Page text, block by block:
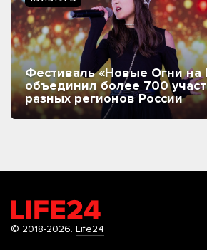
Фестиваль «Новые Огни на
объединил более 700
разных регионов России
© 2018-2026. Life24